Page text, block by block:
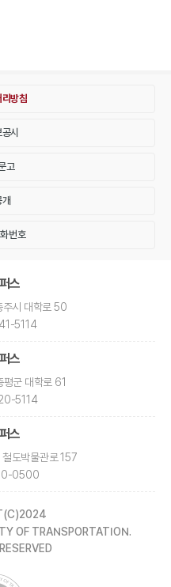
방침
시
고
번호
스
시 대학로 50
5114
스
군 대학로 61
5114
스
도박물관로 157
0500
OF TRANSPORTATION.